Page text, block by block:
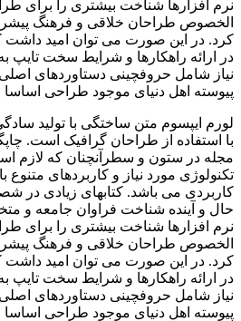
نرم افزارها شناخت بیشتری را برای
الخصوص طراحان خلاقی و فرهنگ
کرد. در این صورت می توان امید داشت
در ارائه راهکارها و شرایط سخت تایپ
نیاز شامل حروفچینی دستاوردهای
پیوسته اهل دنیای موجود طراحی اساسا
لورم ایپسوم متن ساختگی با تولید
با استفاده از طراحان گرافیک است.
مجله در ستون و سطرآنچنان که لازم
تکنولوژی مورد نیاز و کاربردهای متنوع
کاربردی می باشد. کتابهای زیادی در
حال و آینده شناخت فراوان جامعه و
نرم افزارها شناخت بیشتری را برای
الخصوص طراحان خلاقی و فرهنگ
کرد. در این صورت می توان امید داشت
در ارائه راهکارها و شرایط سخت تایپ
نیاز شامل حروفچینی دستاوردهای
پیوسته اهل دنیای موجود طراحی اساسا